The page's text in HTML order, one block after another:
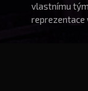
vlastnímu
reprezentace